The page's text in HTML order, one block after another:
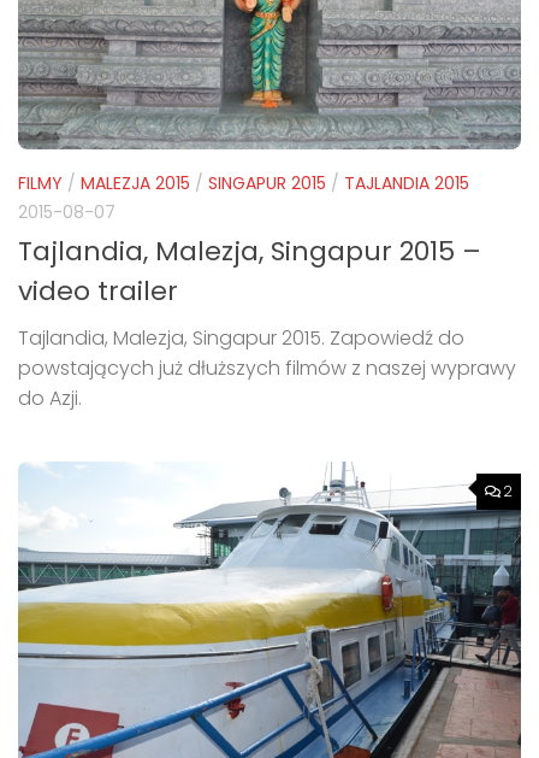
FILMY / MALEZJA 2015 / SINGAPUR 2015 / TAJLANDIA 2015
2015-08-07
Tajlandia, Malezja, Singapur 2015 –
video trailer
Tajlandia, Malezja, Singapur 2015. Zapowiedź do
powstających już dłuższych filmów z naszej wyprawy
do Azji.
2